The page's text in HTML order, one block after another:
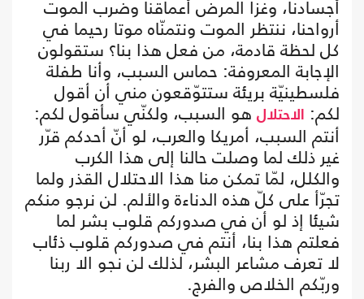
أجسادنا، وغزا المرض أعماقنا وضرب الموت
أرواحنا، ننتظر الموت ونتمنّاه موتا رحيما في
كل لحظة قادمة، من فعل هذا بنا؟ ستقولون
الإجابة المعروفة: حماس السبب، وأنا طفلة
فلسطينيّة بريئة ستتوّقعون مني أن أقول
لكم: الاحتلال هو السبب، ولكنّي سأقول لكم:
أنتم السبب، أمريكا والعرب، لو أنّ أحدكم قرّر
غير ذلك لما وصلت حالنا إلى هذا الكرب
والكلل، لمّا تمكن منا هذا الاحتلال القذر ولما
تجرّأ على كلّ هذه الدناءة والألم. لن نرجو منكم
شيئا إذ لو أن في صدوركم قلوب بشر لما
فعلتم هذا بنا، أنتم في صدوركم قلوب ذئاب
لا تعرف مشاعر البشر، لذلك لن نجو الا ربنا
وربّكم الخلاص والفرج.